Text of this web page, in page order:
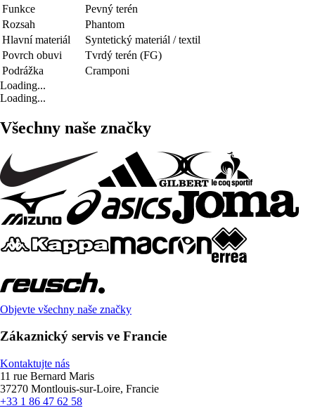
Funkce
Pevný terén
Rozsah
Phantom
Hlavní materiál
Syntetický materiál / textil
Povrch obuvi
Tvrdý terén (FG)
Podrážka
Cramponi
Loading...
Loading...
Všechny naše značky
Objevte všechny naše značky
Zákaznický servis ve Francie
Kontaktujte nás
11 rue Bernard Maris
37270 Montlouis-sur-Loire, Francie
+33 1 86 47 62 58